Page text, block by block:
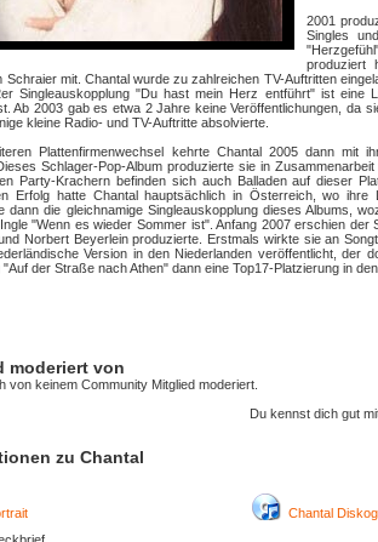
2001
Singles
produziert
Schraier mit. Chantal wurde zu zahlreichen TV-Auftritten
Singleauskopplung "Du hast mein Herz entführt" ist eine
Ab 2003 gab es etwa 2 Jahre keine Veröffentlichungen, da
kleine Radio- und TV-Auftritte absolvierte.
Plattenfirmenwechsel kehrte Chantal 2005 dann mit
Schlager-Pop-Album produzierte sie in
Party-Krachern befinden sich auch Balladen auf dieser
Erfolg hatte Chantal hauptsächlich in Österreich, wo ihre
dann die gleichnamige Singleauskopplung dieses Albums,
"Wenn es wieder Sommer ist". Anfang 2007 erschien
Norbert Beyerlein produzierte. Erstmals wirkte sie an
Version in den Niederlanden veröffentlicht, der
der Straße nach Athen" dann eine Top17-Platzierung in
moderiert von
von keinem Community Mitglied moderiert.
Du kennst dich gut
zu Chantal
Chantal